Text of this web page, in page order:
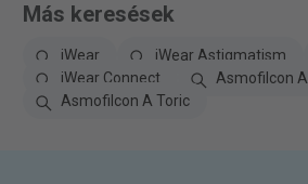
Más keresések
iWear iWear Astigmatism
iWear Connect
Asmofilcon A
Asmofilcon A Toric